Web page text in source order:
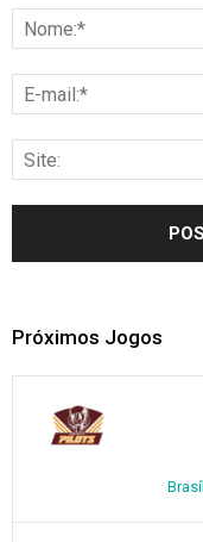
Próximos Jogos